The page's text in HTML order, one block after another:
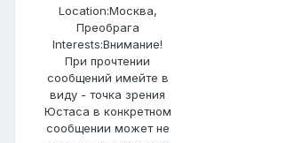
Location:Москва,
Преобрага
Interests:Внимание!
При прочтении
сообщений имейте в
виду - точка зрения
Юстаса в конкретном
сообщении может не